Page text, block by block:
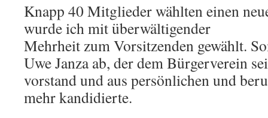
Knapp 40 Mitglieder wählten einen
wurde ich mit überwältigender
Mehrheit zum Vorsitzenden gewählt.
Uwe Janza ab, der dem Bürgerverein
vorstand und aus persönlichen und
mehr kandidierte.